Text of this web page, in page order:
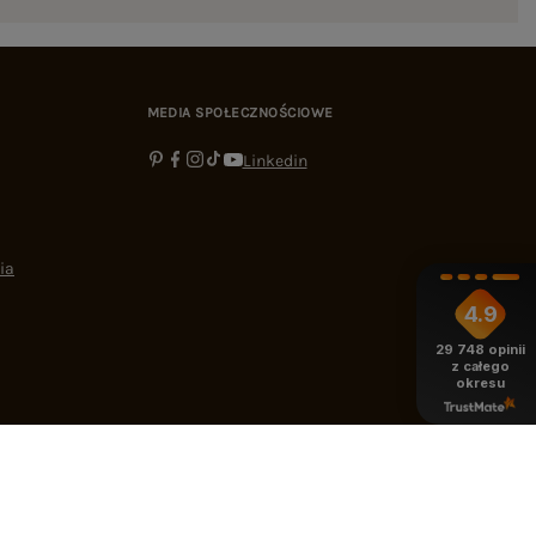
MEDIA SPOŁECZNOŚCIOWE
Linkedin
4.9
29 748 opinii
z całego
okresu